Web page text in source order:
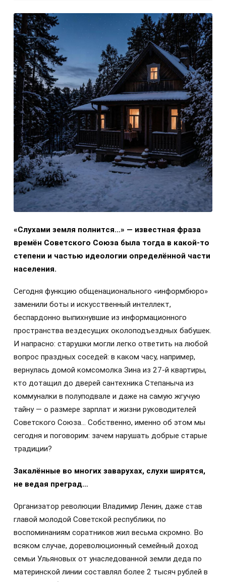
«Слухами земля полнится…» — известная фраза
времён Советского Союза была тогда в какой-то
степени и частью идеологии определённой части
населения.
Сегодня функцию общенационального «информбюро»
заменили боты и искусственный интеллект,
беспардонно выпихнувшие из информационного
пространства вездесущих околоподъездных бабушек.
И напрасно: старушки могли легко ответить на любой
вопрос праздных соседей: в каком часу, например,
вернулась домой комсомолка Зина из 27-й квартиры,
кто дотащил до дверей сантехника Степаныча из
коммуналки в полуподвале и даже на самую жгучую
тайну — о размере зарплат и жизни руководителей
Советского Союза… Собственно, именно об этом мы
сегодня и поговорим: зачем нарушать добрые старые
традиции?
Закалённые во многих заварухах, слухи ширятся,
не ведая преград…
Организатор революции Владимир Ленин, даже став
главой молодой Советской республики, по
воспоминаниям соратников жил весьма скромно. Во
всяком случае, дореволюционный семейный доход
семьи Ульяновых от унаследованной земли деда по
материнской линии составлял более 2 тысяч рублей в